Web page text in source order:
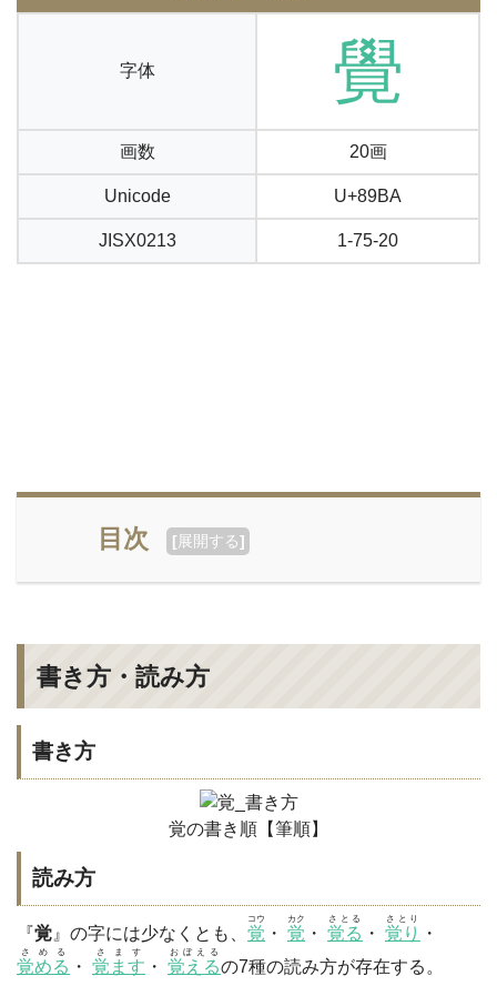
字体 覺
画数 20画
Unicode U+89BA
JISX0213 1-75-20
目次 [展開する]
書き方・読み方
書き方
覚の書き順【筆順】
読み方
『覚 』の字には少なくとも、 覚
コウ
・ 覚
カク
・ 覚る
さとる
・ 覚り
さとり
・
覚める
さめる
・ 覚ます
さます
・ 覚える
おぼえる
の7種の読み方が存在する。